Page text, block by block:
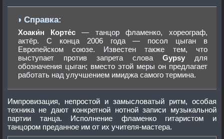
Хоаки́н Корте́с
актёр. С конца 2006 года — посол цыган в
Европейском союзе. Известен также тем, что
выступает против запрета слова Gypsy для
обозначения цыган; вместо этой меры он предлагает
работать над улучшением имиджа самого термина.
Импровизация, непростой и замысловатый ритм, особая
техника не дают конкретной нотной записи музыкальной
партии танца. Исполнение фламенко гитаристом и
танцором преданное им от их учителя-мастера.